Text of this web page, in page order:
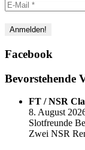
Facebook
Bevorstehende
FT / NSR
8. August
Slotfreunde
Zwei NSR